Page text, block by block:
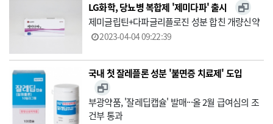
LG화학, 당뇨병 복합제 '제미다파' 출시
제미글립틴+다파글리플로진 성분 합친 개량신약
2023-04-04 09:22:39
국내 첫 잘레플론 성분 '불면증 치료제' 도입
부광약품, '잘레딥캡슐' 발매···올 2월 급여심의 조
건부 통과